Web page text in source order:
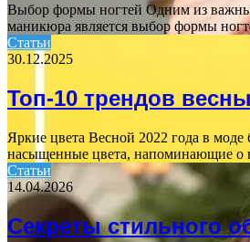
Выбор формы ногтей Одним из
маникюра является выбор формы
Статьи
30.12.2025
Топ-10 трендов весны
Яркие цвета Весной 2022 года в моде
насыщенные цвета, напоминающие о
Статьи
14.04.2026
Секреты стильного